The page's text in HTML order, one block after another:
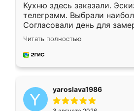
Кухню здесь заказали.
телеграмм. Выбрали
Согласовали день для
недели кухня была уже
довольны работой. Спасибо
мебель за качественную
Читать полностью
yaroslava1986